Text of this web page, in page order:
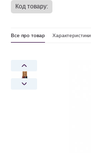
Код товару:
Все про товар Характеристики